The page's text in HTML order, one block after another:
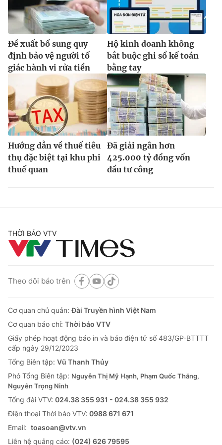
Ðiện thoại Thời báo VTV:024.66 897 897
Email:toasoan@vtv.vn
Liên hệ quảng cáo:024-7300.7108
® Cấm sao chép dưới mọi hình thức nếu không có sự chấp
Đề xuất bổ sung quy
định bảo vệ người tố
giác hành vi rửa tiền
Hộ kinh doanh không
bắt buộc ghi sổ kế toán
bằng tay
Hướng dẫn về thuế tiêu
thụ đặc biệt tại khu phi
thuế quan
Đã giải ngân hơn
425.000 tỷ đồng vốn
đầu tư công
THỜI BÁO VTV
Theo dõi báo trên
Cơ quan chủ quản:Đài Truyền hình Việt Nam
Cơ quan báo chí: Thời báo VTV
Giấy phép hoạt động báo in và báo điện tử số 483/GP-BTTTT
cấp ngày 29/12/2023
Tổng Biên tập: Vũ Thanh Thủy
Phó Tổng Biên tập: Nguyễn Thị Mỹ Hạnh, Phạm Quốc Thắng,
Nguyễn Trọng Ninh
Tổng đài VTV: 024.38 355 931 - 024.38 355 932
Ðiện thoại Thời báo VTV: 0988 671 671
Email: toasoan@vtv.vn
Liên hệ quảng cáo: (024) 626 79595